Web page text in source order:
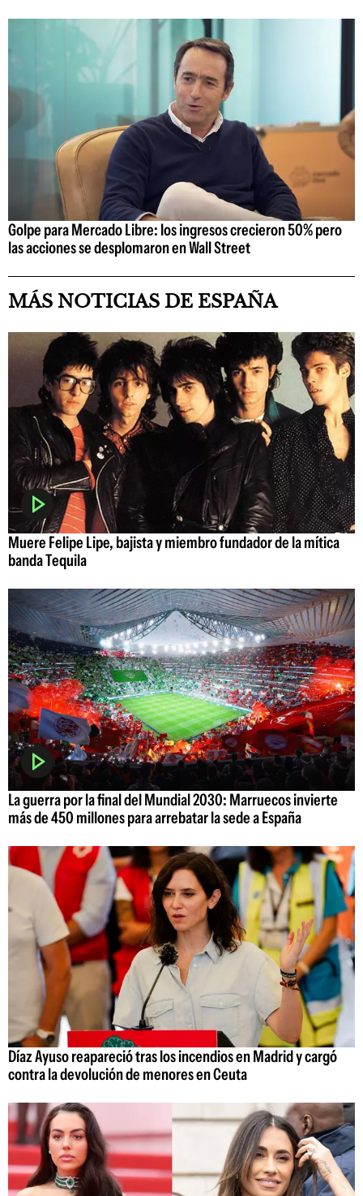
Golpe para Mercado Libre: los ingresos crecieron 50% pero
las acciones se desplomaron en Wall Street
MÁS NOTICIAS DE ESPAÑA
Muere Felipe Lipe, bajista y miembro fundador de la mítica
banda Tequila
La guerra por la final del Mundial 2030: Marruecos invierte
más de 450 millones para arrebatar la sede a España
Díaz Ayuso reapareció tras los incendios en Madrid y cargó
contra la devolución de menores en Ceuta